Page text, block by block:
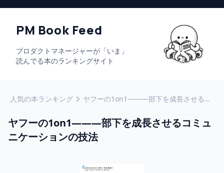
PM Book Feed
プロダクトマネージャーが「いま」
読んでる本のランキングサイト
人気の本ランキング ヤフーの1on1―――部下を成長させるコミュニケーションの技法
ヤフーの1on1―――部下を成長させるコミュ
ニケーションの技法